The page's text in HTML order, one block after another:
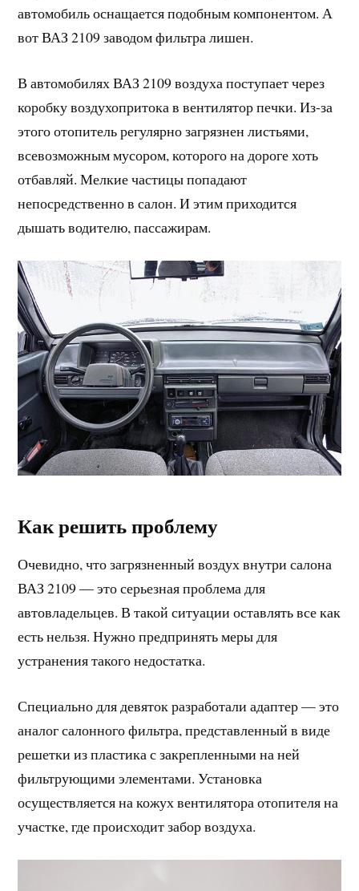
автомобиль оснащается подобным компонентом. А
вот ВАЗ 2109 заводом фильтра лишен.
В автомобилях ВАЗ 2109 воздуха поступает через
коробку воздухопритока в вентилятор печки. Из-за
этого отопитель регулярно загрязнен листьями,
всевозможным мусором, которого на дороге хоть
отбавляй. Мелкие частицы попадают
непосредственно в салон. И этим приходится
дышать водителю, пассажирам.
Как решить проблему
Очевидно, что загрязненный воздух внутри салона
ВАЗ 2109 — это серьезная проблема для
автовладельцев. В такой ситуации оставлять все как
есть нельзя. Нужно предпринять меры для
устранения такого недостатка.
Специально для девяток разработали адаптер — это
аналог салонного фильтра, представленный в виде
решетки из пластика с закрепленными на ней
фильтрующими элементами. Установка
осуществляется на кожух вентилятора отопителя на
участке, где происходит забор воздуха.